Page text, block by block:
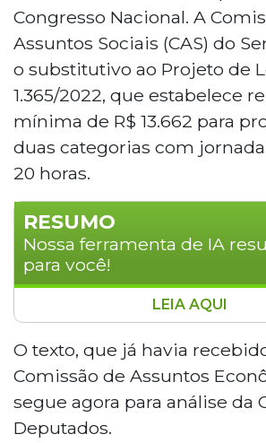
Congresso Nacional. A
Assuntos Sociais (CAS) do
o substitutivo ao Projeto de
1.365/2022, que estabelece
mínima de R$ 13.662 para
duas categorias com
20 horas.
RESUMO
Nossa ferramenta de IA
para você!
O Senado aprovou proposta
estabelece piso salarial de R$
médicos e dentistas com
horas semanais. O texto,
Comissão de Assuntos
reajuste anual pelo IPCA,
LEIA AQUI
O texto, que já havia
Comissão de Assuntos
segue agora para análise da
Deputados.